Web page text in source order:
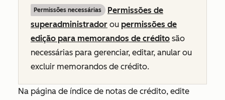
Permissões necessárias
Permissões de
superadministrador ou permissões de
edição para memorandos de crédito são
necessárias para gerenciar, editar, anular ou
excluir memorandos de crédito.
Na página de índice de notas de crédito, edite